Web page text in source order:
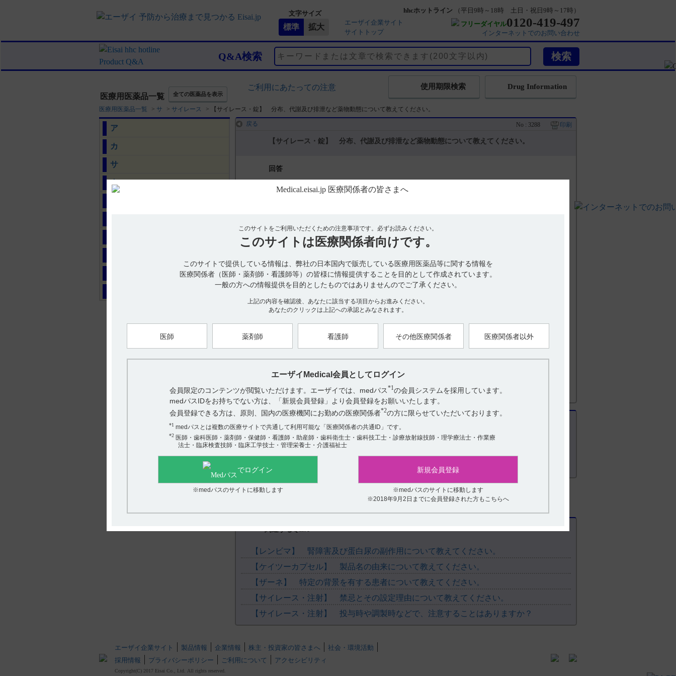
文字サイズ
エーザイ企業サイト
サイトトップ
hhcホットライン
（平日9時～18時 土日・祝日9時～17時）
フリーダイヤル0120-419-497
インターネットでのお問い合わせ
Q&A検索
医療用医薬品一覧 全ての医薬品を表示
ご利用にあたっての注意 Drug Information
使用期限検索
医療用医薬品一覧 > サ > サイレース > 【サイレース・錠】 分布、代謝及び排泄など薬物動態について教えてください。
ア
カ
サ
タ
このサイトをご利用いただくための注意事項です。 必ずお読みください。
このサイトは 医療関係者向けです。
このサイトで提供している情報は、弊社の日本国内で販売している医療用医薬品等に関する情報を
医療関係者（医師・薬剤師・看護師等）の皆様に情報提供することを目的として作成されています。
一般の方への情報提供を目的としたものではありませんのでご了承ください。
上記の内容を確認後、あなたに該当する項目からお進みください。
あなたのクリックは上記への承認とみなされます。
医師 薬剤師 看護師 その他医療関係者 医療関係者以外
エーザイMedical会員としてログイン
会員限定のコンテンツが閲覧いただけます。エーザイでは、medパス*1の会員システムを採用しています。
medパスIDをお持ちでない方は、「新規会員登録」より会員登録をお願いいたします。
会員登録できる方は、原則、国内の医療機関にお勤めの医療関係者*2の方に限らせていただいております。
*1medパスとは複数の医療サイトで共通して利用可能な「医療関係者の共通ID」です。
*2医師・歯科医師・薬剤師・保健師・看護師・助産師・歯科衛生士・歯科技工士・診療放射線技師・理学療法士・作業療
法士・臨床検査技師・臨床工学技士・管理栄養士・介護福祉士
でログイン
※medパスのサイトに移動します
新規会員登録
※medパスのサイトに移動します
※2018年9月2日までに会員登録された方もこちらへ
戻る No : 3288 印刷
【サイレース・錠】 分布、代謝及び排泄など薬物動態について教えてください。
回答
電子添文には、排泄に関する以下の記載があります。
16．5．1 尿中排泄
健康成人男子5名にフルニトラゼパム4mg注） を単回経口投与後、72時間までの尿中に還元体として投与量の
8.6％、開還体及び水酸化体として4.7％が排泄された。（引用2）
本剤の承認された用法及び用量は「通常成人1回、フルニトラゼパムとして、0.5～2mgを就寝前又は手術前
に経口投与する。なお、年齢・症状により適宜増減するが、高齢者には1回1mgまでとする。」である。
【関連情報】
インタビューフォームには、分布、代謝及び排泄に関する以下の記載があります。
・血液－脳関門通過性（引用3）
＜参考＞
ラットに
C?フルニトラゼパム1mg／kgを経口投与した場合の脳の放射活性濃度は、投与1時間後で0.15μg／g
・血液－胎盤関門通過性（引用5）
妊娠14日目及び19日目のラットに14C?フルニトラゼパム5mg／kgを経口投与した場合の投与後2時間目の胎児
の頭部、胴部及び母ラット血中の総放射能活性は以下の通りであった。（引用6）
・乳汁への移行性（引用7）
＜参考＞外国人のデータ
妊婦に2mgを経口投与した結果では、投与11時間後から27時間後にかけて乳汁中濃度は血漿中濃度より少し低
＜参考＞
68％で、ほぼ平行した経時的推移を示した。未変化体の乳汁中からの消失は早く7時間後にはほとんど検出され
・その他の組織への移行性（引用9）
＜参考＞
雄ラットに14 C?フルニトラゼパム1mg／kg及び5mg／kgを経口投与した後、経時的に各臓器、組織中の放射活
性を測定した。
消化管内容物、肝臓にきわめて高い放射活性が、脂肪（特に褐色脂肪）、副腎、腎臓にもやや高い放射活性が
認められた。
・血漿蛋白結合率（引用10）
＜参考＞外国人のデータ
役に立った
役に立たなかった
関連するQ&A
【レンビマ】 腎障害及び蛋白尿の副作用について教えてください。
【ケイツーカプセル】 製品名の由来について教えてください。
【ザーネ】 特定の背景を有する患者について教えてください。
【サイレース・注射】 禁忌とその設定理由について教えてください。
【サイレース・注射】 投与時や調製時などで、注意することはありますか？
エーザイ企業サイト 製品情報 企業情報 株主・投資家の皆さまへ
社会・環境活動
採用情報
プライバシーポリシー ご利用について アクセシビリティ
Copyright(C) 2017 Eisai Co., Ltd. All rights reserved.